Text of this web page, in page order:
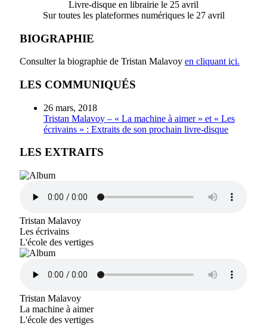
Livre-disque en librairie le 25 avril
Sur toutes les plateformes numériques le 27 avril
BIOGRAPHIE
Consulter la biographie de Tristan Malavoy en cliquant ici.
LES COMMUNIQUÉS
26 mars, 2018
Tristan Malavoy – « La machine à aimer » et « Les
écrivains » : Extraits de son prochain livre-disque
LES EXTRAITS
Tristan Malavoy
Les écrivains
L'école des vertiges
Tristan Malavoy
La machine à aimer
L'école des vertiges